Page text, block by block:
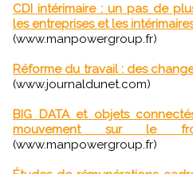
CDI intérimaire : un pas de
les entreprises et les
(www.manpowergroup.fr)
Réforme du travail : des
(www.journaldunet.com)
BIG DATA et objets
mouvement sur le
(www.manpowergroup.fr)